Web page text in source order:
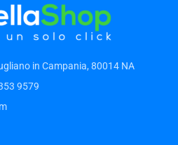
in Campania, 80014 NA
9579